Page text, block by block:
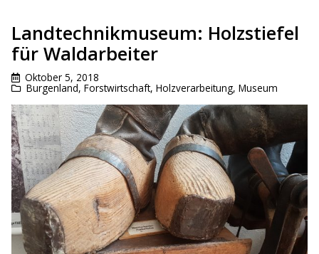
Landtechnikmuseum: Holzstiefel
für Waldarbeiter
Oktober 5, 2018
Burgenland, Forstwirtschaft, Holzverarbeitung, Museum